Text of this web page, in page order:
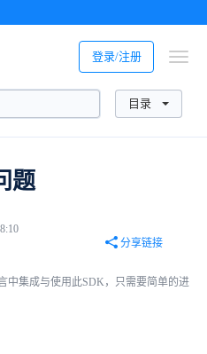
登录/注册
目录
题
分享链接
中集成与使用此SDK，只需要简单的进